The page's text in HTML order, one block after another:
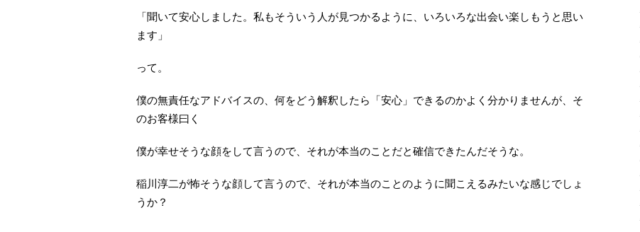
「聞いて安心しました。私もそういう人が見つかるように、いろいろな出会い楽しもうと思い
ます」
って。
僕の無責任なアドバイスの、何をどう解釈したら「安心」できるのかよく分かりませんが、そ
のお客様曰く
僕が幸せそうな顔をして言うので、それが本当のことだと確信できたんだそうな。
稲川淳二が怖そうな顔して言うので、それが本当のことのように聞こえるみたいな感じでしょ
うか？